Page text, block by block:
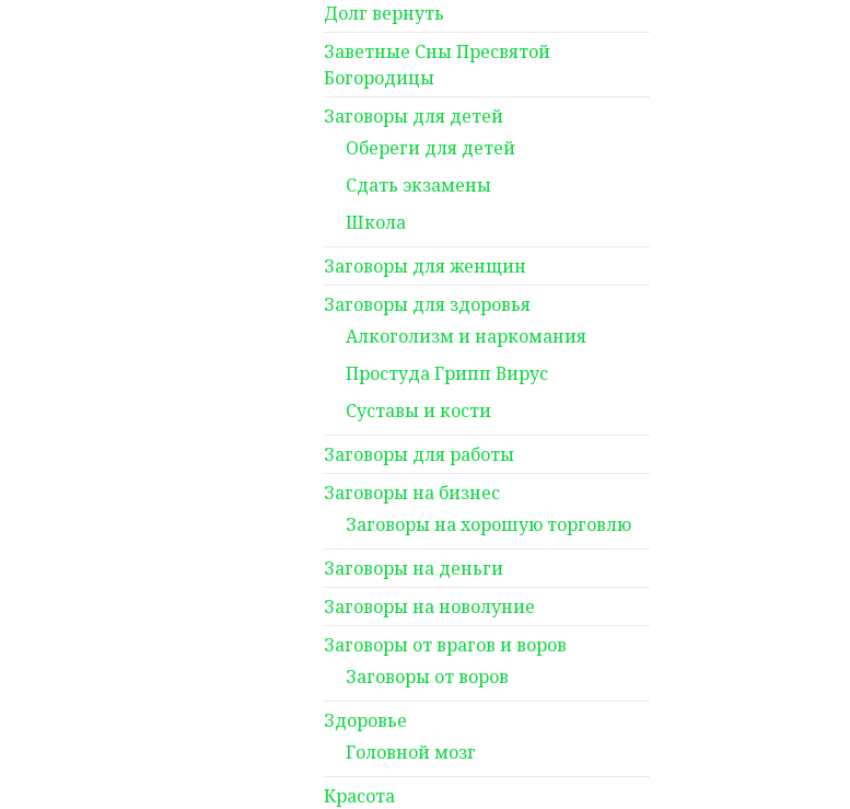
Долг вернуть
Заветные Сны Пресвятой
Богородицы
Заговоры для детей
Обереги для детей
Сдать экзамены
Школа
Заговоры для женщин
Заговоры для здоровья
Алкоголизм и наркомания
Простуда Грипп Вирус
Суставы и кости
Заговоры для работы
Заговоры на бизнес
Заговоры на хорошую торговлю
Заговоры на деньги
Заговоры на новолуние
Заговоры от врагов и воров
Заговоры от воров
Здоровье
Головной мозг
Красота